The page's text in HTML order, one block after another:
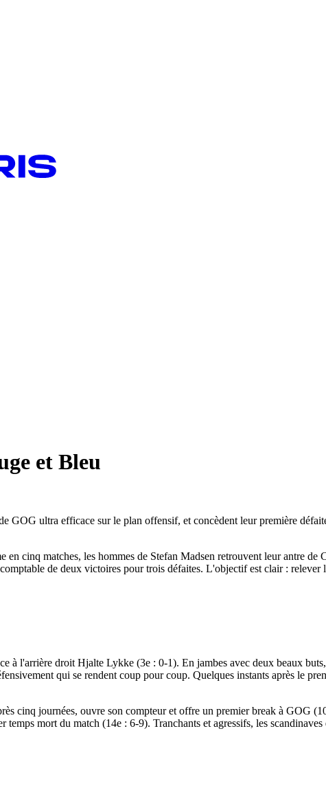
et Bleu
GOG ultra efficace sur le plan offensif, et concèdent leur première
cinq matches, les hommes de Stefan Madsen retrouvent leur antre
de deux victoires pour trois défaites. L'objectif est clair : relever
à l'arrière droit Hjalte Lykke (3e : 0-1). En jambes avec deux beaux
qui se rendent coup pour coup. Quelques instants après le
cinq journées, ouvre son compteur et offre un premier break à GOG
mort du match (14e : 6-9). Tranchants et agressifs, les